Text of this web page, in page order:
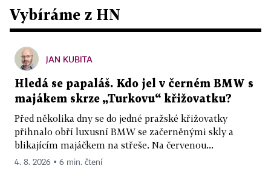
Vybíráme z HN
JAN KUBITA
Hledá se papaláš. Kdo jel v černém BMW s
majákem skrze „Turkovu“ křižovatku?
Před několika dny se do jedné pražské křižovatky
přihnalo obří luxusní BMW se začerněnými skly a
blikajícím majáčkem na střeše. Na červenou...
4. 8. 2026 ▪ 6 min. čtení